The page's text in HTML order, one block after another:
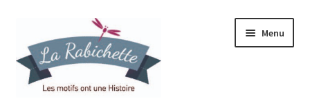
la
navigation
contenu
Menu